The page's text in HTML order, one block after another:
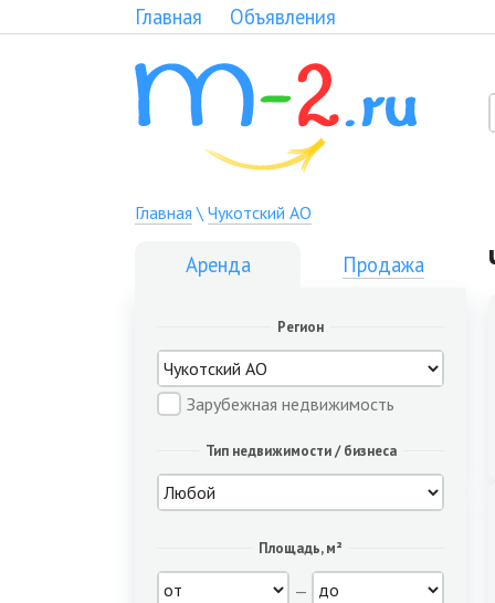
Главная Объявления
Главная \ Чукотский АО
Аренда Продажа
Регион
Зарубежная недвижимость
Тип недвижимости / бизнеса
Площадь, м²
—